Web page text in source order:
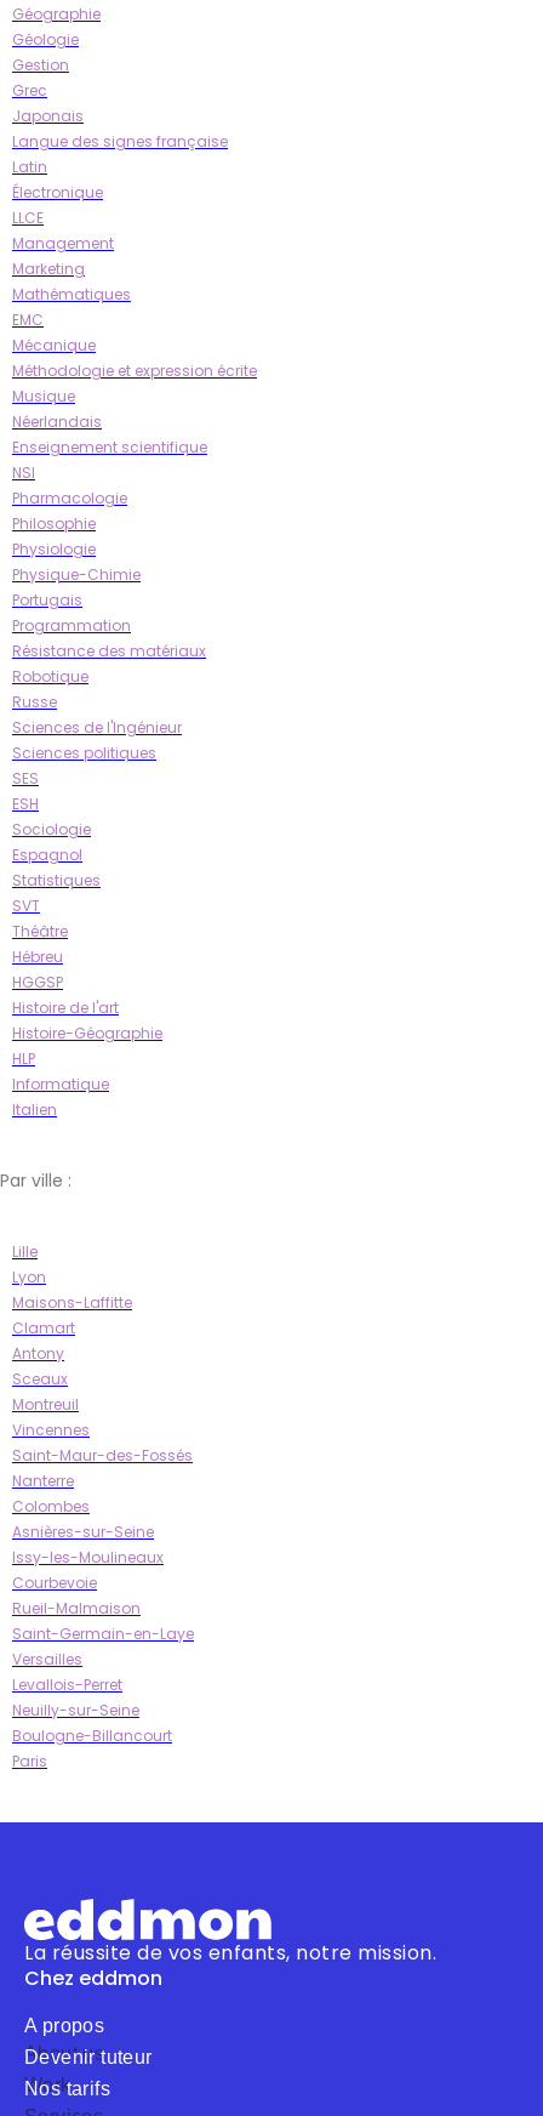
Géographie
Géologie
Gestion
Grec
Japonais
Langue des signes française
Latin
Électronique
LLCE
Management
Marketing
Mathématiques
EMC
Mécanique
Méthodologie et expression écrite
Musique
Néerlandais
Enseignement scientifique
NSI
Pharmacologie
Philosophie
Physiologie
Physique-Chimie
Portugais
Programmation
Résistance des matériaux
Robotique
Russe
Sciences de l'Ingénieur
Sciences politiques
SES
ESH
Sociologie
Espagnol
Statistiques
SVT
Théâtre
Hébreu
HGGSP
Histoire de l'art
Histoire-Géographie
HLP
Informatique
Italien
Par ville :
Lille
Lyon
Maisons-Laffitte
Clamart
Antony
Sceaux
Montreuil
Vincennes
Saint-Maur-des-Fossés
Nanterre
Colombes
Asnières-sur-Seine
Issy-les-Moulineaux
Courbevoie
Rueil-Malmaison
Saint-Germain-en-Laye
Versailles
Levallois-Perret
Neuilly-sur-Seine
Boulogne-Billancourt
Paris
La réussite de vos enfants, notre mission.
Chez eddmon
A propos
About us
Devenir tuteur
Work
Nos tarifs